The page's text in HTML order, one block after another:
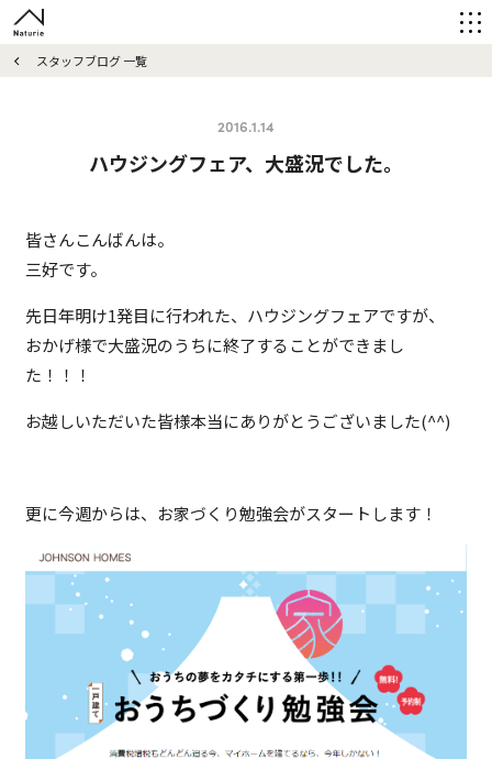
スタッフブログ 一覧
2016.1.14
ハウジングフェア、大盛況でした。
皆さんこんばんは。
三好です。
先日年明け1発目に行われた、ハウジングフェアですが、
おかげ様で大盛況のうちに終了することができまし
た！！！
お越しいただいた皆様本当にありがとうございました(^^)
更に今週からは、お家づくり勉強会がスタートします！